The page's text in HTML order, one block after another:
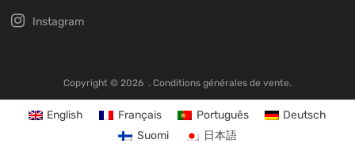
Instagram
Copyright © 2026 . Conditions générales de vente.
English Français Português
Deutsch
Suomi
日本語